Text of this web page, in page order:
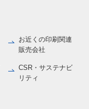
お近くの印刷関連
販売会社
CSR・サステナビ
リティ